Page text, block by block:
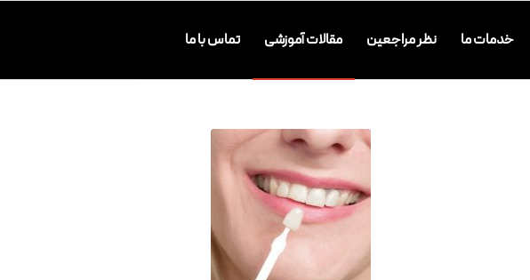
خدمات ما نظر مراجعین مقالات آموزشی تماس با ما